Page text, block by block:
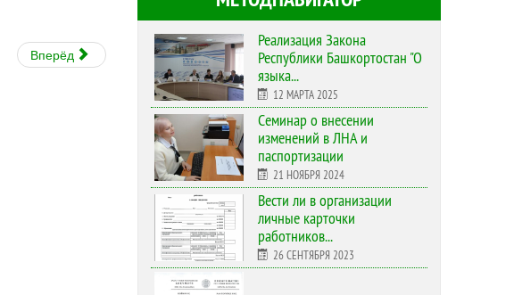
Вперёд
Реализация Закона
Республики Башкортостан "О
языка...
12 МАРТА 2025
Cеминар о внесении
изменений в ЛНА и
паспортизации
21 НОЯБРЯ 2024
Вести ли в организации
личные карточки
работников...
26 СЕНТЯБРЯ 2023